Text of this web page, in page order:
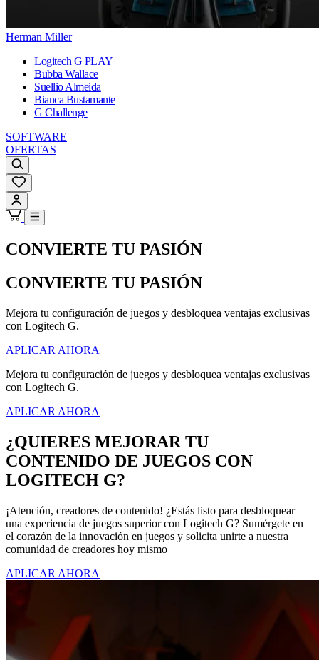
Herman Miller
Logitech G PLAY
Bubba Wallace
Suellio Almeida
Bianca Bustamante
G Challenge
SOFTWARE
OFERTAS
CONVIERTE TU PASIÓN
CONVIERTE TU PASIÓN
Mejora tu configuración de juegos y desbloquea ventajas exclusivas
con Logitech G.
APLICAR AHORA
Mejora tu configuración de juegos y desbloquea ventajas exclusivas
con Logitech G.
APLICAR AHORA
¿QUIERES MEJORAR TU
CONTENIDO DE JUEGOS CON
LOGITECH G?
¡Atención, creadores de contenido! ¿Estás listo para desbloquear
una experiencia de juegos superior con Logitech G? Sumérgete en
el corazón de la innovación en juegos y solicita unirte a nuestra
comunidad de creadores hoy mismo
APLICAR AHORA